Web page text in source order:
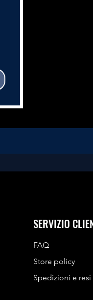
SERVIZIO
FAQ
Store policy
Spedizioni e resi